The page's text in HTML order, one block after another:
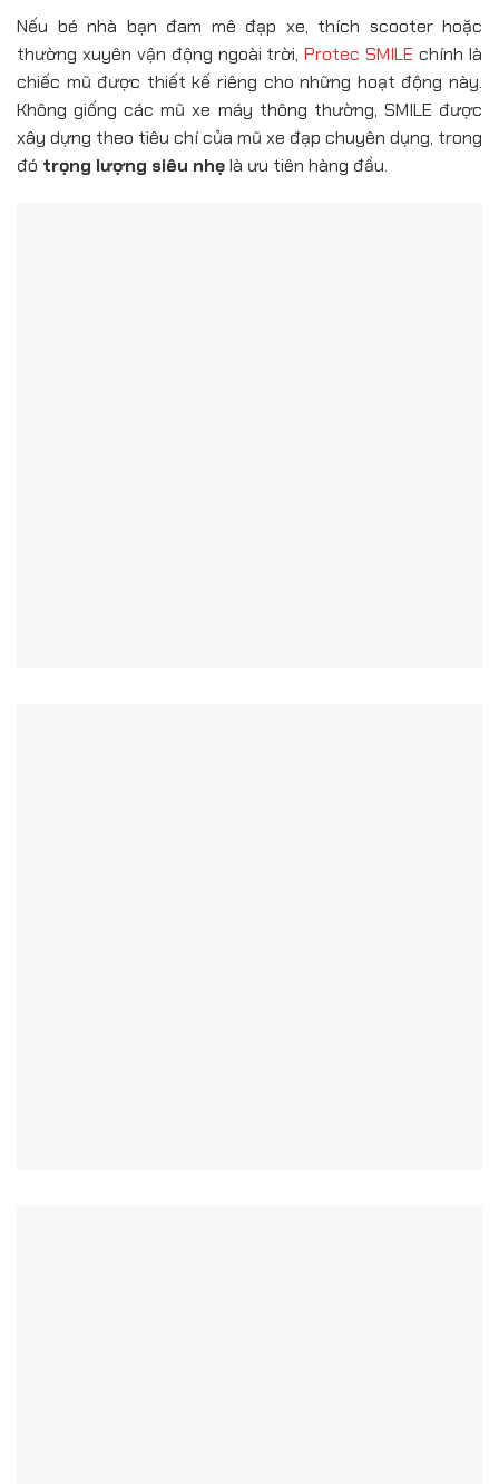
Nếu bé nhà bạn đam mê đạp xe, thích scooter hoặc
thường xuyên vận động ngoài trời,Protec SMILE chính là
chiếc mũ được thiết kế riêng cho những hoạt động này.
Không giống các mũ xe máy thông thường, SMILE được
xây dựng theo tiêu chí của mũ xe đạp chuyên dụng, trong
đó trọng lượng siêu nhẹlà ưu tiên hàng đầu.